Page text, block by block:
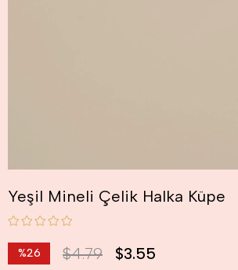
Yeşil Mineli Çelik Halka Küpe
%26
$4.79 $3.55